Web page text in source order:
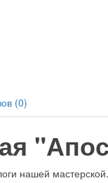
(0)
нашей